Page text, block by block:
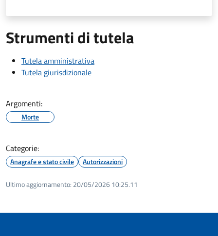
Strumenti di tutela
Tutela amministrativa
Tutela giurisdizionale
Argomenti:
Morte
Categorie:
Anagrafe e stato civile Autorizzazioni
Ultimo aggiornamento: 20/05/2026 10:25.11